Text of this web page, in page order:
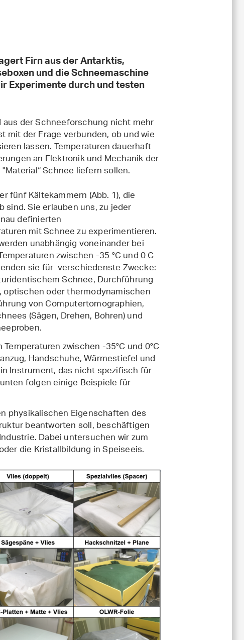
Firn aus der Antarktis,
und die Schneemaschine
Experimente durch und testen
der Schneeforschung nicht mehr
der Frage verbunden, ob und wie
lassen. Temperaturen dauerhaft
an Elektronik und Mechanik der
Schnee liefern sollen.
fünf Kältekammern (Abb. 1), die
sind. Sie erlauben uns, zu jeder
definierten
mit Schnee zu experimentieren.
unabhängig voneinander bei
zwischen -35 °C und 0 C
sie für verschiedenste Zwecke:
Schnee, Durchführung
oder thermodynamischen
von Computertomographien,
(Sägen, Drehen, Bohren) und
zwischen -35°C und 0°C
Handschuhe, Wärmestiefel und
Instrument, das nicht spezifisch für
folgen einige Beispiele für
physikalischen Eigenschaften des
beantworten soll, beschäftigen
Dabei untersuchen wir zum
die Kristallbildung in Speiseeis.